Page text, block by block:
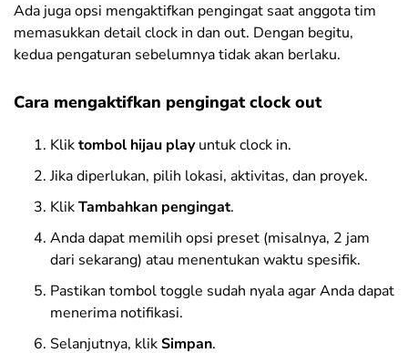
Ada juga opsi mengaktifkan pengingat saat anggota tim
memasukkan detail clock in dan out. Dengan begitu,
kedua pengaturan sebelumnya tidak akan berlaku.
Cara mengaktifkan pengingat clock out
Kliktombol hijau playuntuk clock in.
Jika diperlukan, pilih lokasi, aktivitas, dan proyek.
KlikTambahkan pengingat.
Anda dapat memilih opsi preset (misalnya, 2 jam
dari sekarang) atau menentukan waktu spesifik.
Pastikan tombol toggle sudah nyala agar Anda dapat
menerima notifikasi.
Selanjutnya, klikSimpan.